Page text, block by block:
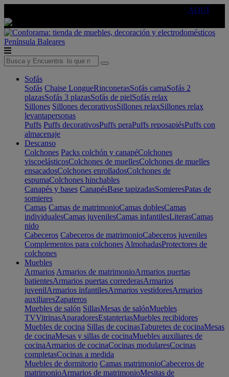
AQUÍ
Península Baleares
Sofás
Sofás Chaise LongueRinconerasSofás camaSofás 2
plazasSofás 3 plazasSofás de pielSofás relax
Sillones Sillones decorativosSillones relaxSillones relax
levantapersonas
Puffs Puffs decorativosPuffs peraPuffs reposapiésPuffs con
almacenaje
Descanso
Colchones Packs colchón y canapéColchones
viscoelásticosColchones de muellesColchones de muelles
ensacadosColchones enrolladosColchones de
espumaColchones hinchables
Canapés y bases CanapésBase tapizadasSomieresPatas de
somieres
Camas Camas de matrimonioCamas doblesCamas
individualesCamas juvenilesCamas infantilesLiterasCamas
nido
Cabeceros Cabeceros de matrimonioCabeceros juveniles
Complementos para colchones AlmohadasProtectores de
colchones
Muebles
Armarios Armarios de matrimonioArmarios puertas
batientesArmarios puertas correderasArmarios
juvenilArmarios infantilesArmarios vestidoresArmarios
auxiliaresZapateros
Muebles de salón SillasMesas de salónMuebles
TVVitrinasAparadoresEstanteriasMuebles recibidores
Muebles de cocina Sillas de cocinasTaburetes de cocinaMesas
de cocinaMesas y sillas de cocinaMuebles auxiliares de
cocinaArmarios de cocinaCocinas modularesCocinas
completasCocinas a medida
Muebles de dormitorio Camas matrimonioCabeceros de
matrimonioArmarios de matrimonioMesitas de